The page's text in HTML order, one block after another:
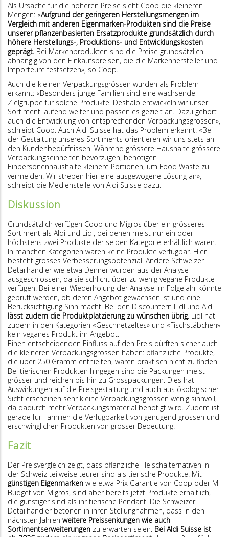
Als Ursache für die höheren Preise sieht Coop die kleineren
Mengen: «Aufgrund der geringeren Herstellungsmengen im
Vergleich mit anderen Eigenmarken-Produkten sind die Preise
unserer pflanzenbasierten Ersatzprodukte grundsätzlich durch
höhere Herstellungs-, Produktions- und Entwicklungskosten
geprägt. Bei Markenprodukten sind die Preise grundsätzlich
abhängig von den Einkaufspreisen, die die Markenhersteller und
Importeure festsetzen», so Coop.
Auch die kleinen Verpackungsgrössen wurden als Problem
erkannt: «Besonders junge Familien sind eine wachsende
Zielgruppe für solche Produkte. Deshalb entwickeln wir unser
Sortiment laufend weiter und passen es gezielt an. Dazu gehört
auch die Entwicklung von entsprechenden Verpackungsgrössen»,
schreibt Coop. Auch Aldi Suisse hat das Problem erkannt: «Bei
der Gestaltung unseres Sortiments orientieren wir uns stets an
den Kundenbedürfnissen. Während grössere Haushalte grössere
Verpackungseinheiten bevorzugen, benötigen
Einpersonenhaushalte kleinere Portionen, um Food Waste zu
vermeiden. Wir streben hier eine ausgewogene Lösung an»,
schreibt die Medienstelle von Aldi Suisse dazu.
Diskussion
Grundsätzlich verfügen Coop und Migros über ein grösseres
Sortiment als Aldi und Lidl, bei denen meist nur ein oder
höchstens zwei Produkte der selben Kategorie erhältlich waren.
In manchen Kategorien waren keine Produkte verfügbar. Hier
besteht grosses Verbesserungspotenzial. Andere Schweizer
Detailhändler wie etwa Denner wurden aus der Analyse
ausgeschlossen, da sie schlicht über zu wenig vegane Produkte
verfügen. Bei einer Wiederholung der Analyse im Folgejahr könnte
geprüft werden, ob deren Angebot gewachsen ist und eine
Berücksichtigung Sinn macht. Bei den Discountern Lidl und Aldi
lässt zudem die Produktplatzierung zu wünschen übrig. Lidl hat
zudem in den Kategorien «Geschnetzeltes» und «Fischstäbchen»
kein veganes Produkt im Angebot.
Einen entscheidenden Einfluss auf den Preis dürften sicher auch
die kleineren Verpackungsgrössen haben: pflanzliche Produkte,
die über 250 Gramm enthielten, waren praktisch nicht zu finden.
Bei tierischen Produkten hingegen sind die Packungen meist
grösser und reichen bis hin zu Grosspackungen. Dies hat
Auswirkungen auf die Preisgestaltung und auch aus ökologischer
Sicht erscheinen sehr kleine Verpackungsgrössen wenig sinnvoll,
da dadurch mehr Verpackungsmaterial benötigt wird. Zudem ist
gerade für Familien die Verfügbarkeit von genügend grossen und
erschwinglichen Produkten von grosser Bedeutung.
Fazit
Der Preisvergleich zeigt, dass pflanzliche Fleischalternativen in
der Schweiz teilweise teurer sind als tierische Produkte. Mit
günstigen Eigenmarken wie etwa Prix Garantie von Coop oder M-
Budget von Migros, sind aber bereits jetzt Produkte erhältlich,
die günstiger sind als ihr tierische Pendant. Die Schweizer
Detailhändler betonen in ihren Stellungnahmen, dass in den
nächsten Jahren weitere Preissenkungen wie auch
Sortimentserweiterungen zu erwarten seien. Bei Aldi Suisse ist